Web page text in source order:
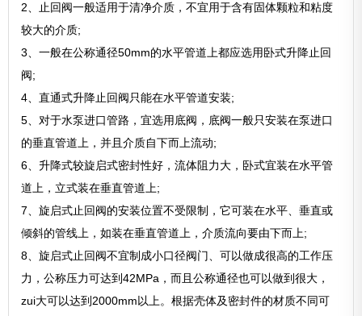
2、止回阀一般适用于清净介质，不宜用于含有固体颗粒和粘度
较大的介质;
3、一般在公称通径50mm的水平管道上都应选用卧式升降止回
阀;
4、直通式升降止回阀只能在水平管道安装;
5、对于水泵进口管路，宜选用底阀，底阀一般只安装在泵进口
的垂直管道上，并且介质自下而上流动;
6、升降式较旋启式密封性好，流体阻力大，卧式宜装在水平管
道上，立式装在垂直管道上;
7、旋启式止回阀的安装位置不受限制，它可装在水平、垂直或
倾斜的管线上，如装在垂直管道上，介质流向要由下而上;
8、旋启式止回阀不宜制成小口径阀门、可以做成很高的工作压
力，公称压力可达到42MPa，而且公称通径也可以做到很大，
zui大可以达到2000mm以上。根据壳体及密封件的材质不同可